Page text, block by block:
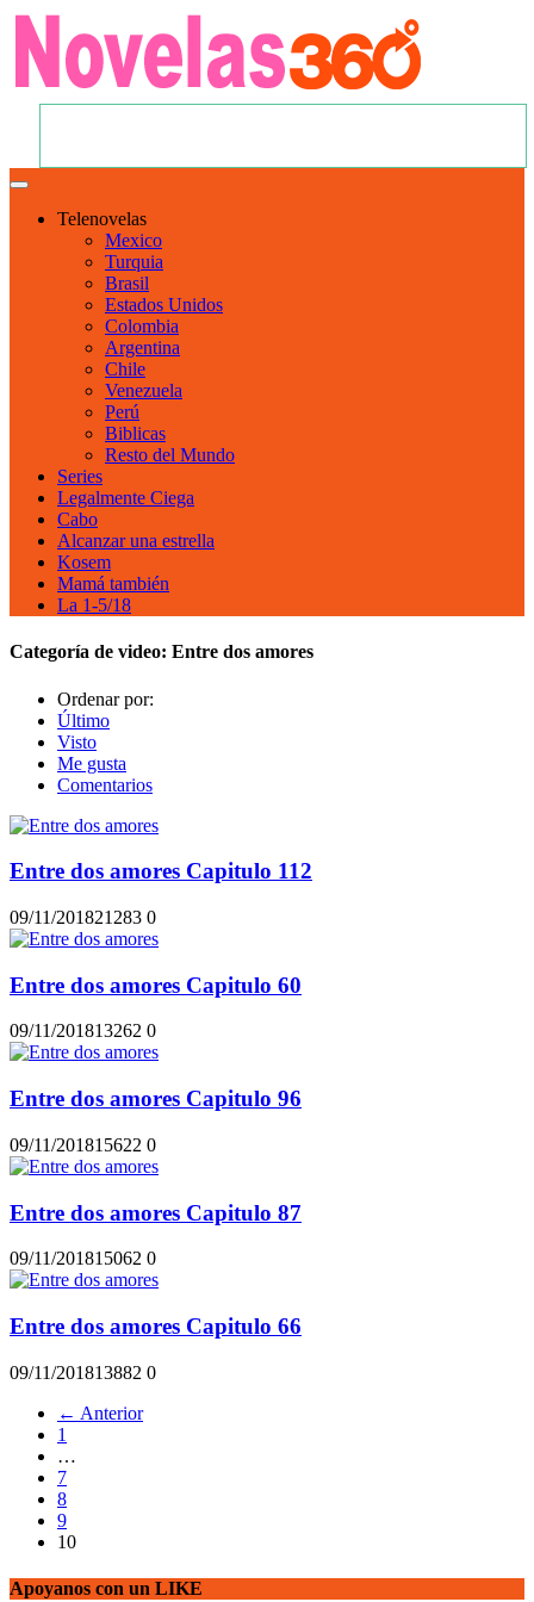
Telenovelas
Mexico
Turquia
Brasil
Estados Unidos
Colombia
Argentina
Chile
Venezuela
Perú
Biblicas
Resto del Mundo
Series
Legalmente Ciega
Cabo
Alcanzar una estrella
Kosem
Mamá también
La 1-5/18
Categoría de video: Entre dos amores
Ordenar por:
Último
Visto
Me gusta
Comentarios
Entre dos amores Capitulo 112
09/11/201821283 0
Entre dos amores Capitulo 60
09/11/201813262 0
Entre dos amores Capitulo 96
09/11/201815622 0
Entre dos amores Capitulo 87
09/11/201815062 0
Entre dos amores Capitulo 66
09/11/201813882 0
← Anterior
1
…
7
8
9
10
Apoyanos con un LIKE